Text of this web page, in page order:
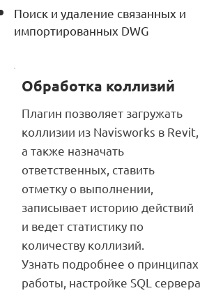
Поиск и удаление связанных и
импортированных DWG
Обработка коллизий
Плагин позволяет загружать
коллизии из Navisworks в Revit,
а также назначать
ответственных, ставить
отметку о выполнении,
записывает историю действий
и ведет статистику по
количеству коллизий.
Узнать подробнее о принципах
работы, настройке SQL сервера